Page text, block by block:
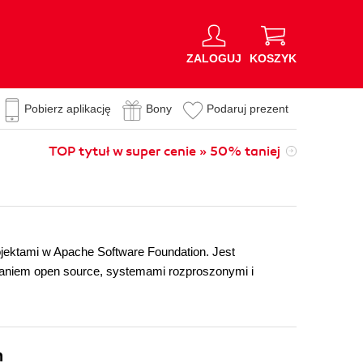
ZALOGUJ KOSZYK
Pobierz aplikację Bony Podaruj prezent
TOP tytuł w super cenie » 50% taniej
w Apache Software Foundation. Jest
open source, systemami rozproszonymi i